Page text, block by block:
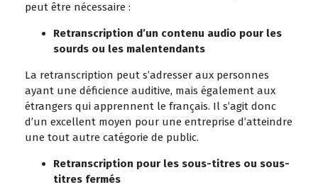
peut être nécessaire :
Retranscription d’un contenu audio pour les
sourds ou les malentendants
La retranscription peut s’adresser aux personnes
ayant une déficience auditive, mais également aux
étrangers qui apprennent le français. Il s’agit donc
d’un excellent moyen pour une entreprise d’atteindre
une tout autre catégorie de public.
Retranscription pour les sous-titres ou sous-
titres fermés